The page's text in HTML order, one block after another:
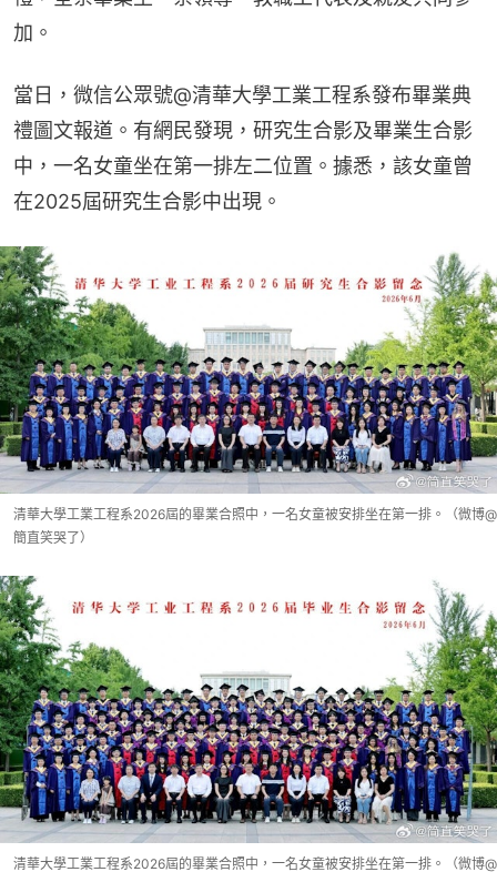
加。
當日，微信公眾號@清華大學工業工程系發布畢業典
禮圖文報道。有網民發現，研究生合影及畢業生合影
中，一名女童坐在第一排左二位置。據悉，該女童曾
在2025屆研究生合影中出現。
清華大學工業工程系2026屆的畢業合照中，一名女童被安排坐在第一排。（微博@
簡直笑哭了）
清華大學工業工程系2026屆的畢業合照中，一名女童被安排坐在第一排。（微博@